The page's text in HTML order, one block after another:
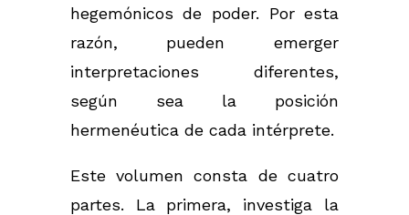
hegemónicos de poder. Por esta
razón, pueden emerger
interpretaciones diferentes,
según sea la posición
hermenéutica de cada intérprete.
Este volumen consta de cuatro
partes. La primera, investiga la